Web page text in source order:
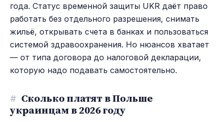
года. Статус временной защиты UKR даёт право
работать без отдельного разрешения, снимать
жильё, открывать счета в банках и пользоваться
системой здравоохранения. Но нюансов хватает
— от типа договора до налоговой декларации,
которую надо подавать самостоятельно.
# Сколько платят в Польше
украинцам в 2026 году